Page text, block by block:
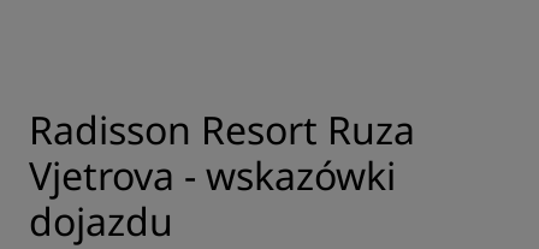
Radisson Resort Ruza
Vjetrova - wskazówki
dojazdu